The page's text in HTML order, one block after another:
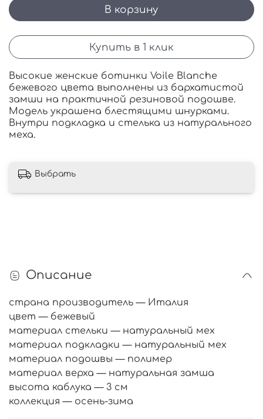
В корзину
Купить в 1 клик
Высокие женские ботинки Voile Blanche
бежевого цвета выполнены из бархатистой
замши на практичной резиновой подошве.
Модель украшена блестящими шнурками.
Внутри подкладка и стелька из натурального
меха.
Выбрать
Описание
страна производитель — Италия
цвет — бежевый
материал стельки — натуральный мех
материал подкладки — натуральный мех
материал подошвы — полимер
материал верха — натуральная замша
высота каблука — 3 см
коллекция — осень-зима